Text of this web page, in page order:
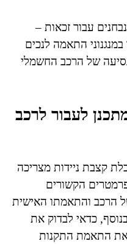
עבור זכאות –
התאמה לנכים
של הרכב החשמלי
לעבור לרכב
קצבת ניידות מצריכה
הקשורים
הרכב והתאמתו האישית
כדאי לבדוק את
התאמת התקנות